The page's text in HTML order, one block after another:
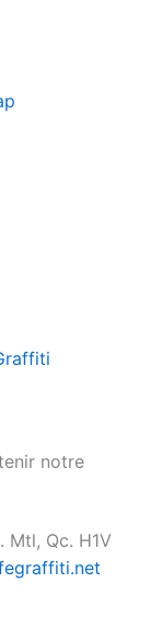
notre
Qc. H1V